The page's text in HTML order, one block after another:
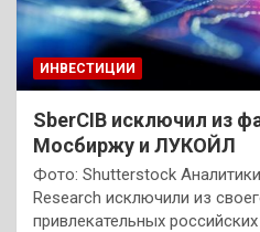
ИНВЕСТИЦИИ
SberCIB исключил из
Мосбиржу и ЛУКОЙЛ
Фото: Shutterstock
Research исключили из
привлекательных